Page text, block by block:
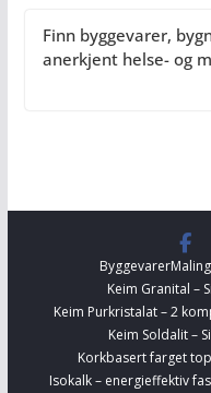
Finn byggevarer,
anerkjent helse- og
Byggevarer
Keim Granital –
Keim Purkristalat – 2
Keim Soldalit –
Korkbasert farget
Isokalk – energieffektiv